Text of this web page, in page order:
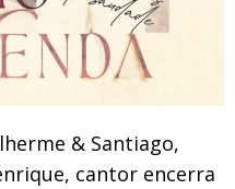
& Santiago,
cantor encerra